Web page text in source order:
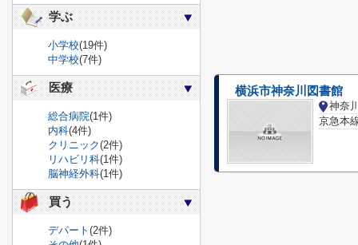
横浜市神奈川図書館
神奈
京急本
学ぶ
小学校(19件)
中学校(7件)
医療
総合病院(1件)
内科(4件)
クリニック(2件)
リハビリ科(1件)
脳神経外科(1件)
買う
デパート (2件)